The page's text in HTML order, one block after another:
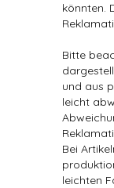
könnten.
Bitte
und aus
leicht
Bei
leichten